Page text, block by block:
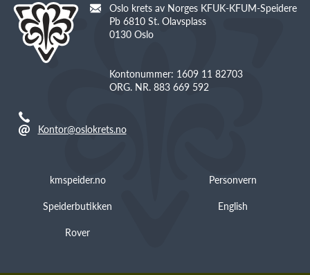
Oslo krets av Norges KFUK-KFUM-Speidere
Pb 6810 St. Olavsplass
0130 Oslo
Kontonummer: 1609 11 82703
ORG. NR. 883 669 592
Kontor@oslokrets.no
kmspeider.no
Speiderbutikken
Rover
Personvern
English